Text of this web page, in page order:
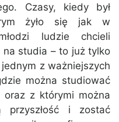
Czasy, kiedy był
żyło się jak w
ludzie chcieli
na studia – to już tylko
z ważniejszych
można studiować
oraz z którymi można
przyszłość i zostać